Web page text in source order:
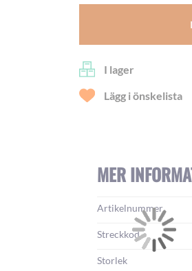
I lager
Lägg i önskelista
MER
Mer
information:
Artikelnummer
Streckkod
Storlek